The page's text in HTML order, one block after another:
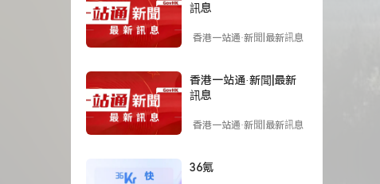
訊息
香港一站通·新聞|最新訊息
香港一站通·新聞|最新
訊息
香港一站通·新聞|最新訊息
36氪